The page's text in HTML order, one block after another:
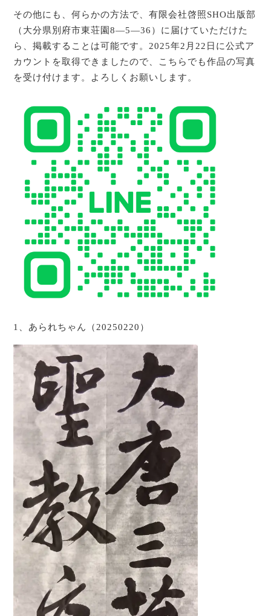
その他にも、何らかの方法で、有限会社啓照SHO出版部
（大分県別府市東荘園8―5―36）に届けていただけた
ら、掲載することは可能です。2025年2月22日に公式ア
カウントを取得できましたので、こちらでも作品の写真
を受け付けます。よろしくお願いします。
1、あられちゃん（20250220）